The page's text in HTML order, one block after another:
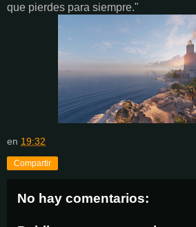
que pierdes para siempre."
en 19:32
Compartir
No hay comentarios: